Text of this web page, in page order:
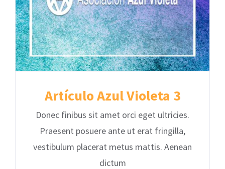
Artículo Azul Violeta 3
Donec finibus sit amet orci eget ultricies.
Praesent posuere ante ut erat fringilla,
vestibulum placerat metus mattis. Aenean
dictum